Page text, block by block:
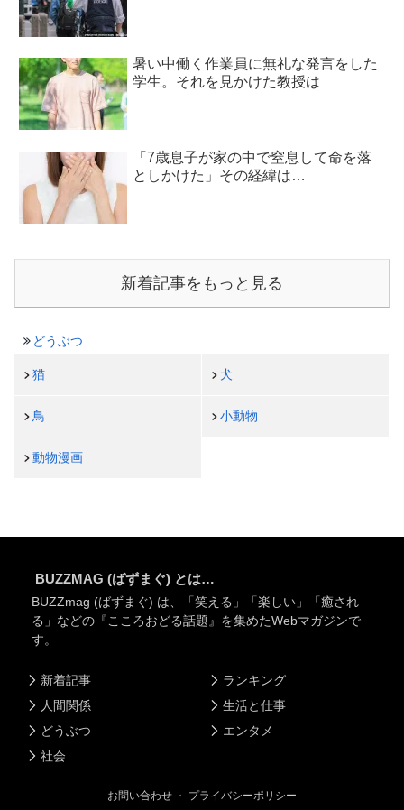
暑い中働く作業員に無礼な発言をした
学生。それを見かけた教授は
「7歳息子が家の中で窒息して命を落
としかけた」その経緯は…
新着記事をもっと見る
どうぶつ
猫 犬
鳥 小動物
動物漫画
BUZZMAG (ばずまぐ) とは…
BUZZmag (ばずまぐ) は、「笑える」「楽しい」「癒され
る」などの『こころおどる話題』を集めたWebマガジンで
す。
新着記事
人間関係
どうぶつ
社会
ランキング
生活と仕事
エンタメ
お問い合わせ ・ プライバシーポリシー